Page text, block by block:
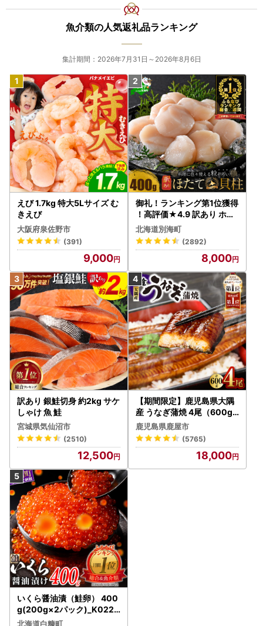
魚介類の人気返礼品ランキング
集計期間：2026年7月31日～2026年8月6日
えび 1.7kg 特大5Lサイズ む
きえび
大阪府泉佐野市
(391)
9,000
御礼！ランキング第1位獲得
！高評価★4.9 訳あり ホタ
テ 400g（ほたて 帆立 貝柱
冷凍 ）
北海道別海町
(2892)
8,000
訳あり 銀鮭切身 約2kg サケ
しゃけ 魚 鮭
宮城県気仙沼市
(2510)
12,500
【期間限定】鹿児島県大隅
産 うなぎ蒲焼 4尾（600g
） KN007-004-04-cp18
うなぎ 鰻 魚 惣菜 総菜
鹿児島県鹿屋市
(5765)
18,000
いくら醤油漬（鮭卵） 400
g(200g×2パック)_K022-
1676
北海道白糠町